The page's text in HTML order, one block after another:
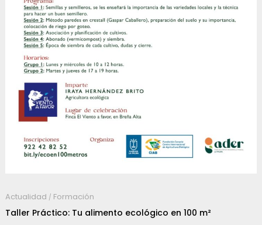
Actualidad / Formación
Taller Práctico: Tu alimento ecológico en 100 m²